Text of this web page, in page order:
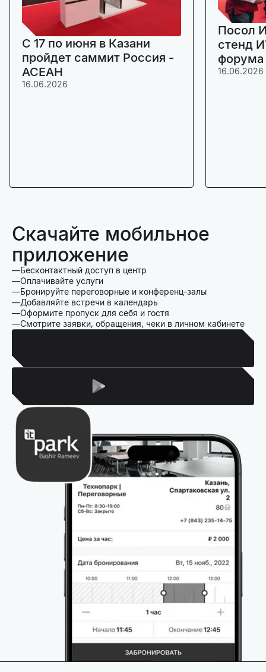
C 17 по июня в Казани
пройдет саммит Россия -
АСЕАН
16.06.2026
Посол
стенд
16.06.2026
Скачайте мобильное
приложение
Бесконтактный доступ в центр
Оплачивайте услуги
Бронируйте переговорные и конференц-залы
Добавляйте встречи в календарь
Оформите пропуск для себя и гостя
Смотрите заявки, обращения, чеки в личном кабинете